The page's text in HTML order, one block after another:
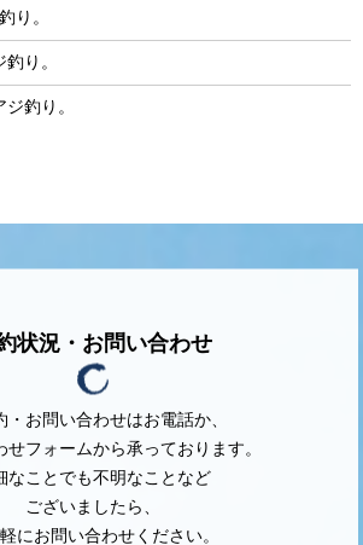
り。
り。
釣り。
状況・お問い合わせ
・お問い合わせはお電話か、
せフォームから承っております。
なことでも不明なことなど
ございましたら、
にお問い合わせください。